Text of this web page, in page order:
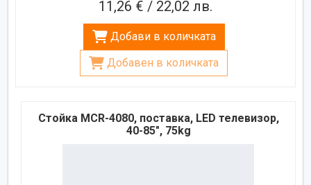
11,26 € / 22,02 лв.
Добави в количката
Добавен в количката
Стойка MCR-4080, поставка, LED телевизор,
40-85", 75kg